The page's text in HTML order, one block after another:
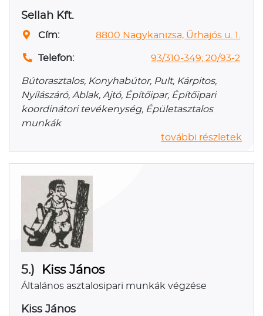
Sellah Kft.
Cím: 8800 Nagykanizsa, Űrhajós u. 1.
Telefon: 93/310-349; 20/93-2
Bútorasztalos, Konyhabútor, Pult, Kárpitos,
Nyílászáró, Ablak, Ajtó, Építőipar, Építőipari
koordinátori tevékenység, Épületasztalos
munkák
további részletek
5.) Kiss János
Általános asztalosipari munkák végzése
Kiss János